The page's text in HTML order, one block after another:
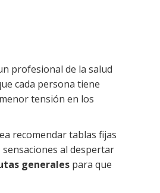
profesional de la salud
cada persona tiene
tensión en los
recomendar tablas fijas
al despertar
generales para que